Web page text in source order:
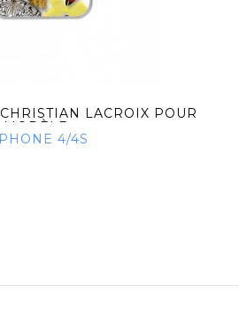
LACROIX POUR
MODÈLE...
4/4S